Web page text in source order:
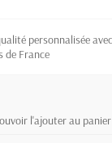
personnalisée
de France
l'ajouter au panier